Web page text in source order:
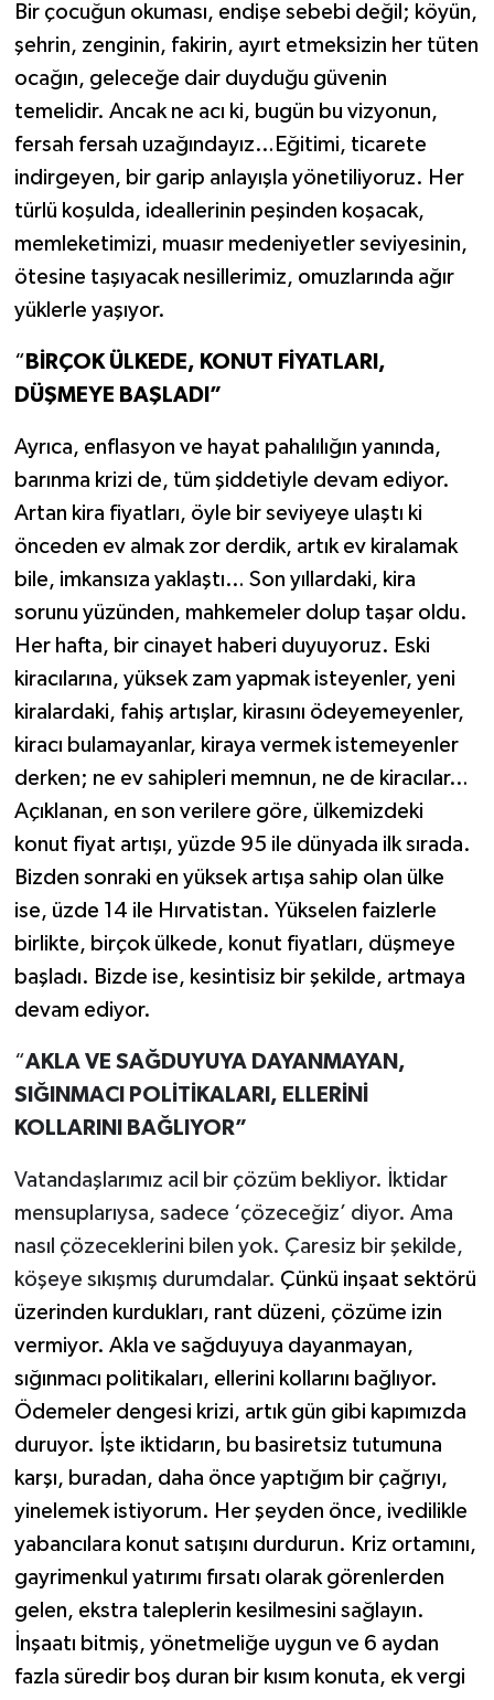
Bir çocuğun okuması, endişe sebebi değil; köyün,
şehrin, zenginin, fakirin, ayırt etmeksizin her tüten
ocağın, geleceğe dair duyduğu güvenin
temelidir. Ancak ne acı ki, bugün bu vizyonun,
fersah fersah uzağındayız…Eğitimi, ticarete
indirgeyen, bir garip anlayışla yönetiliyoruz. Her
türlü koşulda, ideallerinin peşinden koşacak,
memleketimizi, muasır medeniyetler seviyesinin,
ötesine taşıyacak nesillerimiz, omuzlarında ağır
yüklerle yaşıyor.
“ BİRÇOK ÜLKEDE, KONUT FİYATLARI,
DÜŞMEYE BAŞLADI”
Ayrıca, enflasyon ve hayat pahalılığın yanında,
barınma krizi de, tüm şiddetiyle devam ediyor.
Artan kira fiyatları, öyle bir seviyeye ulaştı ki
önceden ev almak zor derdik, artık ev kiralamak
bile, imkansıza yaklaştı… Son yıllardaki, kira
sorunu yüzünden, mahkemeler dolup taşar oldu.
Her hafta, bir cinayet haberi duyuyoruz. Eski
kiracılarına, yüksek zam yapmak isteyenler, yeni
kiralardaki, fahiş artışlar, kirasını ödeyemeyenler,
kiracı bulamayanlar, kiraya vermek istemeyenler
derken; ne ev sahipleri memnun, ne de kiracılar…
Açıklanan, en son verilere göre, ülkemizdeki
konut fiyat artışı, yüzde 95 ile dünyada ilk sırada.
Bizden sonraki en yüksek artışa sahip olan ülke
ise, üzde 14 ile Hırvatistan. Yükselen faizlerle
birlikte, birçok ülkede, konut fiyatları, düşmeye
başladı. Bizde ise, kesintisiz bir şekilde, artmaya
devam ediyor.
“AKLA VE SAĞDUYUYA DAYANMAYAN,
SIĞINMACI POLİTİKALARI, ELLERİNİ
KOLLARINI BAĞLIYOR”
Vatandaşlarımız acil bir çözüm bekliyor. İktidar
mensuplarıysa, sadece ‘çözeceğiz’ diyor. Ama
nasıl çözeceklerini bilen yok. Çaresiz bir şekilde,
köşeye sıkışmış durumdalar. Çünkü inşaat sektörü
üzerinden kurdukları, rant düzeni, çözüme izin
vermiyor. Akla ve sağduyuya dayanmayan,
sığınmacı politikaları, ellerini kollarını bağlıyor.
Ödemeler dengesi krizi, artık gün gibi kapımızda
duruyor. İşte iktidarın, bu basiretsiz tutumuna
karşı, buradan, daha önce yaptığım bir çağrıyı,
yinelemek istiyorum. Her şeyden önce, ivedilikle
yabancılara konut satışını durdurun. Kriz ortamını,
gayrimenkul yatırımı fırsatı olarak görenlerden
gelen, ekstra taleplerin kesilmesini sağlayın.
İnşaatı bitmiş, yönetmeliğe uygun ve 6 aydan
fazla süredir boş duran bir kısım konuta, ek vergi